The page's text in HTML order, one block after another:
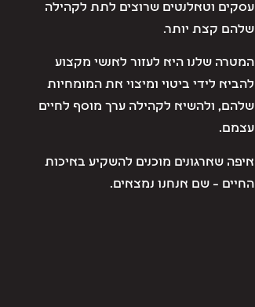
עסקים וטאלנטים שרוצים לתת לקהילה
שלהם קצת יותר.
המטרה שלנו היא לעזור לאנשי מקצוע
להביא לידי ביטוי ומיצוי את המומחיות
שלהם, ולהשיא לקהילה ערך מוסף לחיים
עצמם.
איפה שארגונים מוכנים להשקיע באיכות
החיים – שם אנחנו נמצאים.